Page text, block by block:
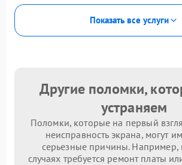
Показать все услуги
Другие поломки,
устраняем
Поломки, которые на первый
неисправность экрана, могут
серьезные причины.
случаях требуется ремонт платы